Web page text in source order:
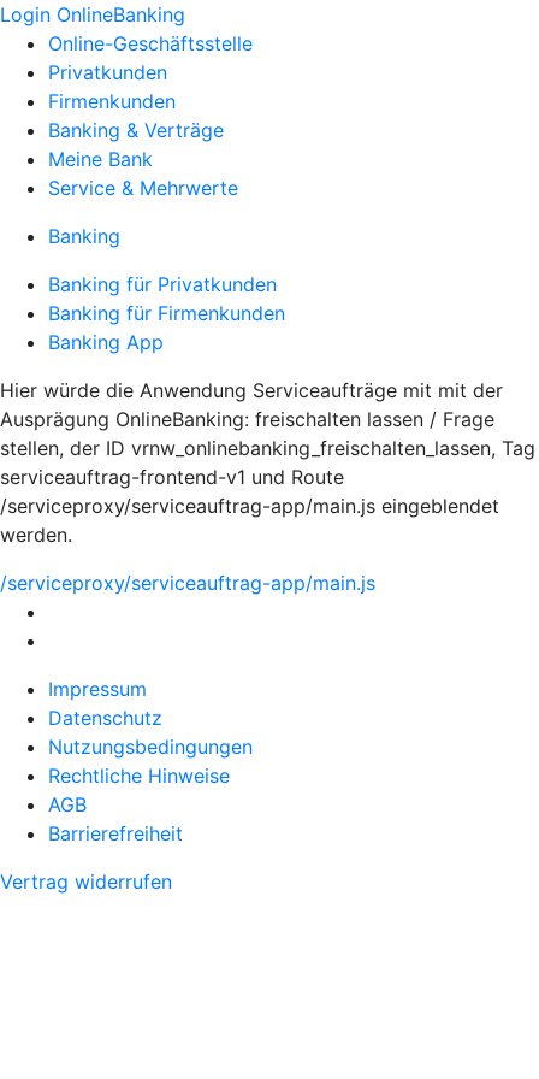
Login OnlineBanking
Online-Geschäftsstelle
Privatkunden
Firmenkunden
Banking & Verträge
Meine Bank
Service & Mehrwerte
Banking
Banking für Privatkunden
Banking für Firmenkunden
Banking App
Hier würde die Anwendung Serviceaufträge mit mit der
Ausprägung OnlineBanking: freischalten lassen / Frage
stellen, der ID vrnw_onlinebanking_freischalten_lassen, Tag
serviceauftrag-frontend-v1 und Route
/serviceproxy/serviceauftrag-app/main.js eingeblendet
werden.
/serviceproxy/serviceauftrag-app/main.js
Impressum
Datenschutz
Nutzungsbedingungen
Rechtliche Hinweise
AGB
Barrierefreiheit
Vertrag widerrufen